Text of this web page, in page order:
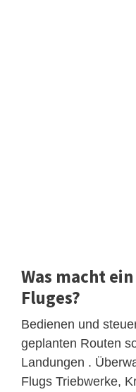
Was macht
Fluges?
Bedienen und
geplanten Routen
Landungen .
Flugs Triebwerke,